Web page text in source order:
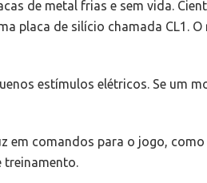
de metal frias e sem vida.
placa de silício chamada CL1. O
estímulos elétricos. Se um
em comandos para o jogo,
treinamento.